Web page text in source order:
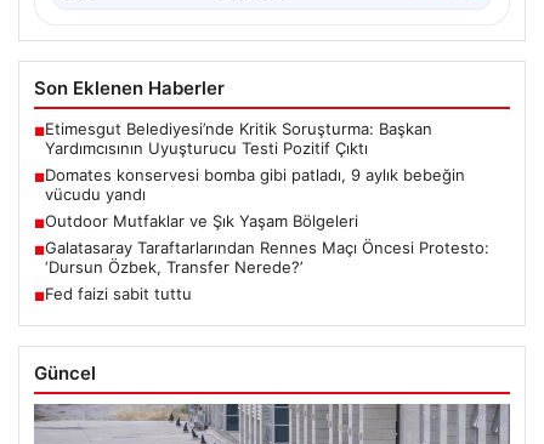
Son Eklenen Haberler
■Etimesgut Belediyesi’nde Kritik Soruşturma: Başkan
Yardımcısının Uyuşturucu Testi Pozitif Çıktı
■Domates konservesi bomba gibi patladı, 9 aylık bebeğin
vücudu yandı
■Outdoor Mutfaklar ve Şık Yaşam Bölgeleri
■Galatasaray Taraftarlarından Rennes Maçı Öncesi Protesto:
‘Dursun Özbek, Transfer Nerede?’
■Fed faizi sabit tuttu
Güncel